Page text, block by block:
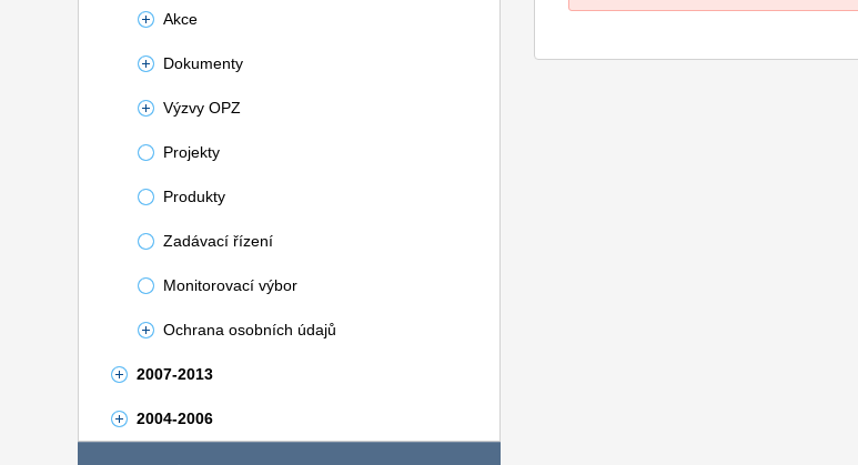
Akce
Dokumenty
Výzvy OPZ
Projekty
Produkty
Zadávací řízení
Monitorovací výbor
Ochrana osobních údajů
2007-2013
2004-2006